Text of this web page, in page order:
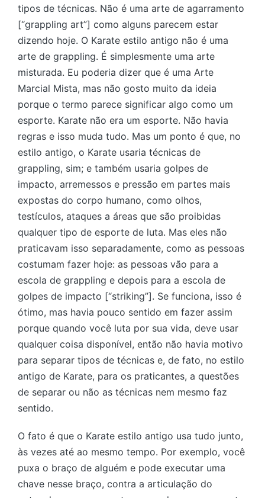
tipos de técnicas. Não é uma arte de agarramento
[“grappling art”] como alguns parecem estar
dizendo hoje. O Karate estilo antigo não é uma
arte de grappling. É simplesmente uma arte
misturada. Eu poderia dizer que é uma Arte
Marcial Mista, mas não gosto muito da ideia
porque o termo parece significar algo como um
esporte. Karate não era um esporte. Não havia
regras e isso muda tudo. Mas um ponto é que, no
estilo antigo, o Karate usaria técnicas de
grappling, sim; e também usaria golpes de
impacto, arremessos e pressão em partes mais
expostas do corpo humano, como olhos,
testículos, ataques a áreas que são proibidas
qualquer tipo de esporte de luta. Mas eles não
praticavam isso separadamente, como as pessoas
costumam fazer hoje: as pessoas vão para a
escola de grappling e depois para a escola de
golpes de impacto [“striking”]. Se funciona, isso é
ótimo, mas havia pouco sentido em fazer assim
porque quando você luta por sua vida, deve usar
qualquer coisa disponível, então não havia motivo
para separar tipos de técnicas e, de fato, no estilo
antigo de Karate, para os praticantes, a questões
de separar ou não as técnicas nem mesmo faz
sentido.
O fato é que o Karate estilo antigo usa tudo junto,
às vezes até ao mesmo tempo. Por exemplo, você
puxa o braço de alguém e pode executar uma
chave nesse braço, contra a articulação do